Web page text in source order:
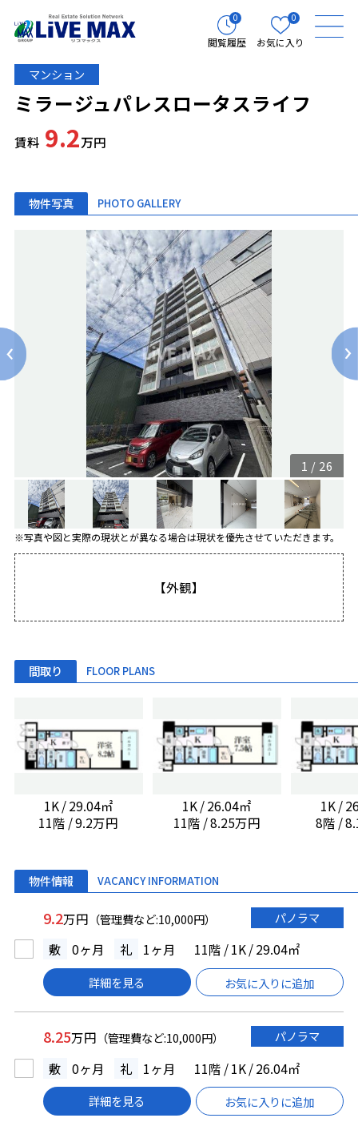
0
閲覧履歴
0
お気に入り
マンション
ミラージュパレスロータスライフ
賃料 9.2万円
物件写真 PHOTO GALLERY
1 / 26
※写真や図と実際の現状とが異なる場合は現状を優先させていただきます。
【外観】
間取り FLOOR PLANS
1K / 29.04㎡
11階 / 9.2万円
1K / 26.04㎡
11階 / 8.25万円
1K /
8階 /
物件情報 VACANCY INFORMATION
9.2万円 （管理費など:10,000円） パノラマ
敷 0ヶ月 礼 1ヶ月 11階 / 1K / 29.04㎡
詳細を見る お気に入りに追加
8.25万円 （管理費など:10,000円） パノラマ
敷 0ヶ月 礼 1ヶ月 11階 / 1K / 26.04㎡
詳細を見る お気に入りに追加